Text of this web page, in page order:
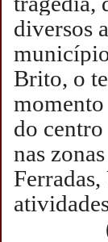
diversos
Brito, o
momento
do centro
nas